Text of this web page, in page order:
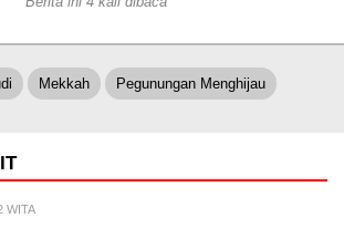
Mekkah Pegunungan Menghijau
WITA